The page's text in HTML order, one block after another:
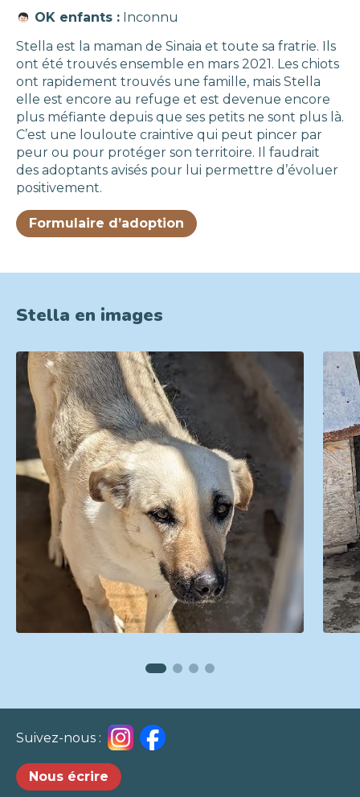
OK enfants : Inconnu
Stella est la maman de Sinaia et toute sa fratrie. Ils
ont été trouvés ensemble en mars 2021. Les chiots
ont rapidement trouvés une famille, mais Stella
elle est encore au refuge et est devenue encore
plus méfiante depuis que ses petits ne sont plus là.
C’est une louloute craintive qui peut pincer par
peur ou pour protéger son territoire. Il faudrait
des adoptants avisés pour lui permettre d’évoluer
positivement.
Formulaire d’adoption
Stella en images
Suivez-nous :
Nous écrire